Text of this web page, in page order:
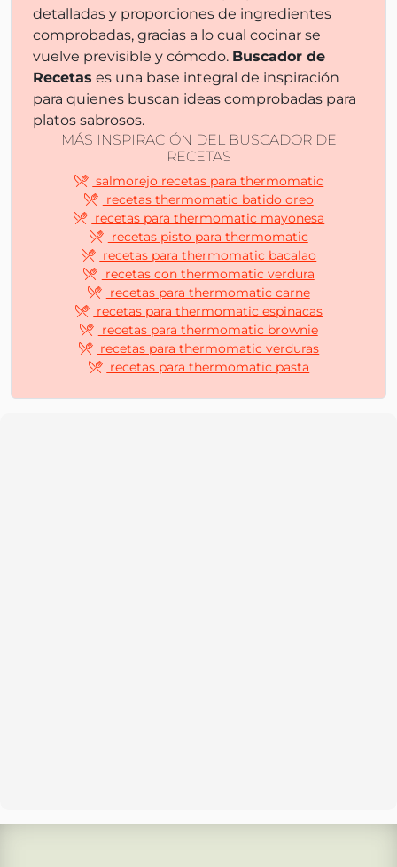
detalladas y proporciones de ingredientes
comprobadas, gracias a lo cual cocinar se
vuelve previsible y cómodo. Buscador de
Recetas es una base integral de inspiración
para quienes buscan ideas comprobadas para
platos sabrosos.
MÁS INSPIRACIÓN DEL BUSCADOR DE
RECETAS
salmorejo recetas para thermomatic
recetas thermomatic batido oreo
recetas para thermomatic mayonesa
recetas pisto para thermomatic
recetas para thermomatic bacalao
recetas con thermomatic verdura
recetas para thermomatic carne
recetas para thermomatic espinacas
recetas para thermomatic brownie
recetas para thermomatic verduras
recetas para thermomatic pasta